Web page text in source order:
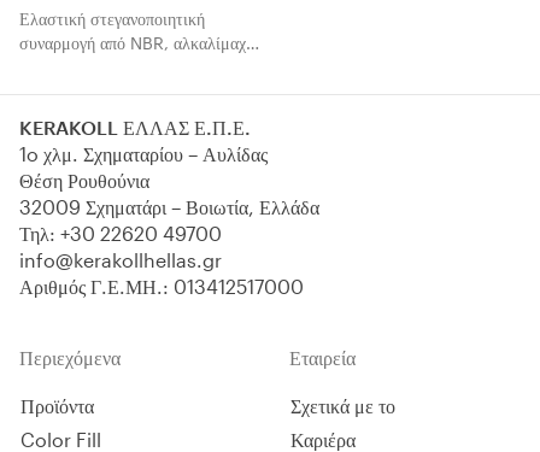
Ελαστική στεγανοποιητική
συναρμογή από NBR, αλκαλίμαχη
περιμετρικούς αρμούς και αρμούς
συστήματα Laminato της
Kerakoll, πριν από την
τοποθέτηση με τζελ-συγκολλητικό
υλικό κεραμικών πλακιδίων,
γρανιτοπλακιδίων και φυσικών
λίθων.
KERAKOLL ΕΛΛΑΣ Ε.Π.Ε.
1o χλμ. Σχηματαρίου – Αυλίδας
Θέση Ρουθούνια
32009 Σχηματάρι – Βοιωτία, Ελλάδα
Τηλ: +30 22620 49700
info@kerakollhellas.gr
Αριθμός Γ.Ε.ΜΗ.: 013412517000
Περιεχόμενα
Προϊόντα
Color Fill
Εταιρεία
Σχετικά με το
Καριέρα